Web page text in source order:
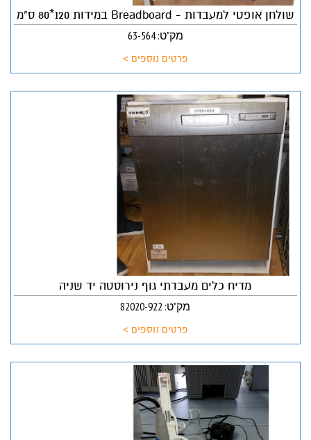
שולחן אופטי למעבדות - Breadboard במידות 120*80 ס"מ
מק"ט: 63-564
פרטים נוספים >
מדיח כלים מעבדתי גוף נירוסטה יד שניה
מק"ט: 82020-922
פרטים נוספים >